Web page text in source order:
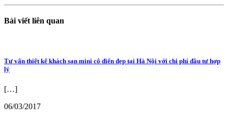
Bài viết liên quan
Tư vấn thiết kế khách sạn mini cổ điển đẹp tại Hà Nội với chi phí đầu tư hợp
lý
[…]
06/03/2017